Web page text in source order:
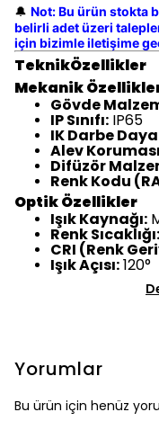
🔔 Not: Bu ürün stokta
belirli adet üzeri
için bizimle iletişime
TeknikÖzellikler
Mekanik
Gövde
IP Sınıfı: IP65
IK Darbe
Alev
Difüzör
Renk Kodu
Optik Özellikler
Işık Kaynağı:
Renk Sıcaklığı:
CRI (Renk
Işık Açısı:120°
Yorumlar
Bu ürün için henüz